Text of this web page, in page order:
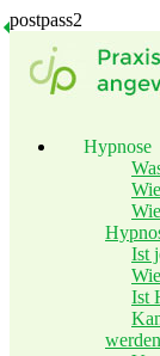
postpass2
Hypnose
Ist
Ist